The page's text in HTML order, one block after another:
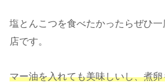
塩とんこつを食べたかったらぜひ
店です。
マー油を入れても美味しいし、煮